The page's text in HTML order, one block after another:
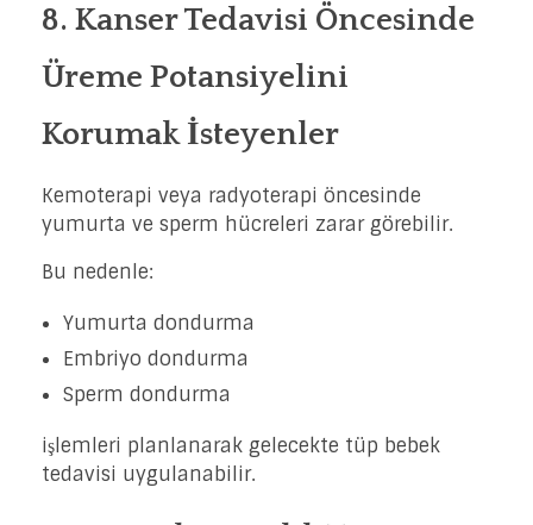
8. Kanser Tedavisi Öncesinde
Üreme Potansiyelini
Korumak İsteyenler
Kemoterapi veya radyoterapi öncesinde
yumurta ve sperm hücreleri zarar görebilir.
Bu nedenle:
Yumurta dondurma
Embriyo dondurma
Sperm dondurma
işlemleri planlanarak gelecekte tüp bebek
tedavisi uygulanabilir.